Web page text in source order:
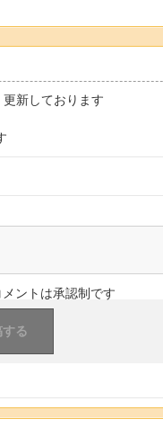
新しております
ントは承認制です